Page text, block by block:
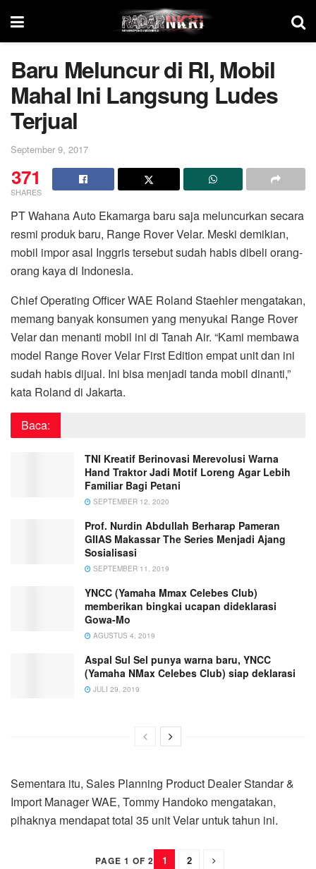
Baru Meluncur di RI, Mobil
Mahal Ini Langsung Ludes
Terjual
September 9, 2017
371
SHARES
PT Wahana Auto Ekamarga baru saja meluncurkan secara
resmi produk baru, Range Rover Velar. Meski demikian,
mobil impor asal Inggris tersebut sudah habis dibeli orang-
orang kaya di Indonesia.
Chief Operating Officer WAE Roland Staehler mengatakan,
memang banyak konsumen yang menyukai Range Rover
Velar dan menanti mobil ini di Tanah Air. “Kami membawa
model Range Rover Velar First Edition empat unit dan ini
sudah habis dijual. Ini bisa menjadi tanda mobil dinanti,”
kata Roland di Jakarta.
Baca:
TNI Kreatif Berinovasi Merevolusi Warna
Hand Traktor Jadi Motif Loreng Agar Lebih
Familiar Bagi Petani
SEPTEMBER 12, 2020
Prof. Nurdin Abdullah Berharap Pameran
GIIAS Makassar The Series Menjadi Ajang
Sosialisasi
SEPTEMBER 11, 2019
YNCC (Yamaha Mmax Celebes Club)
memberikan bingkai ucapan dideklarasi
Gowa-Mo
AGUSTUS 4, 2019
Aspal Sul Sel punya warna baru, YNCC
(Yamaha NMax Celebes Club) siap deklarasi
JULI 29, 2019
Sementara itu, Sales Planning Product Dealer Standar &
Import Manager WAE, Tommy Handoko mengatakan,
pihaknya mendapat total 35 unit Velar untuk tahun ini.
PAGE 1 OF 2 1 2